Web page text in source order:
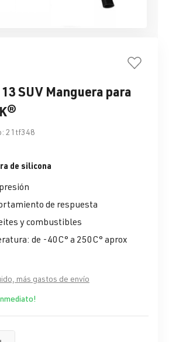
de 5 de 5 estrellas
SUV Manguera para
21tf348
de silicona
de respuesta
y combustibles
de -40C° a 250C° aprox
más gastos de envío